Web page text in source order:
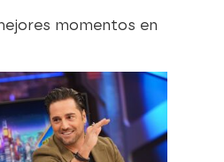
momentos en